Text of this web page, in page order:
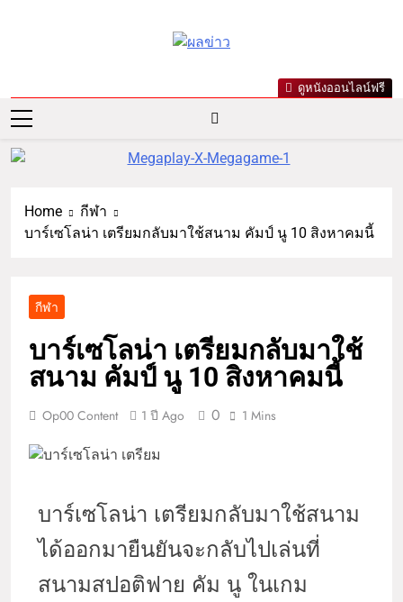
ผลข่าว.com
เกาะกระแสดารา ข่าวกีฬารอบ
โลก เลขเด็ดหวยดัง ตรวจหวย
ดูหนังออนไลน์ฟรี
Home
กีฬา
บาร์เซโลน่า เตรียมกลับมาใช้สนาม คัมป์ นู 10 สิงหาคมนี้
กีฬา
บาร์เซโลน่า เตรียมกลับมาใช้
สนาม คัมป์ นู 10 สิงหาคมนี้
Op00 Content 1 ปี Ago 0 1 Mins
บาร์เซโลน่า เตรียมกลับมาใช้สนาม
ได้ออกมายืนยันจะกลับไปเล่นที่
สนามสปอติฟาย คัม นู ในเกม